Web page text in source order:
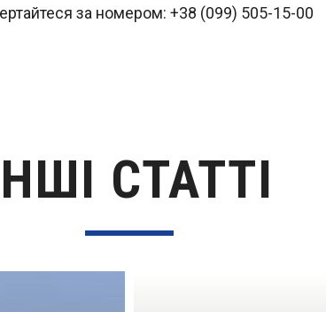
за номером: +38 (099) 505-15-00
СТАТТІ